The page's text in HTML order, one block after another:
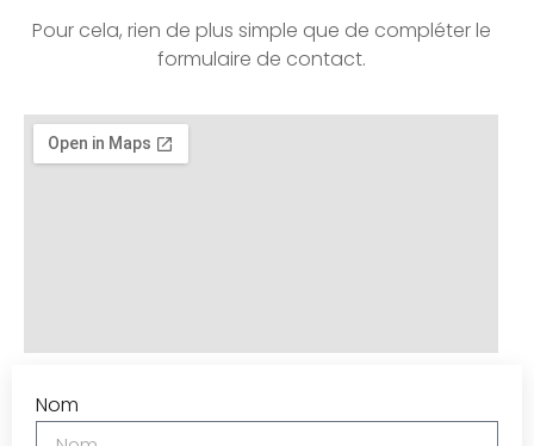
Pour cela, rien de plus simple que de compléter le
formulaire de contact.
Nom